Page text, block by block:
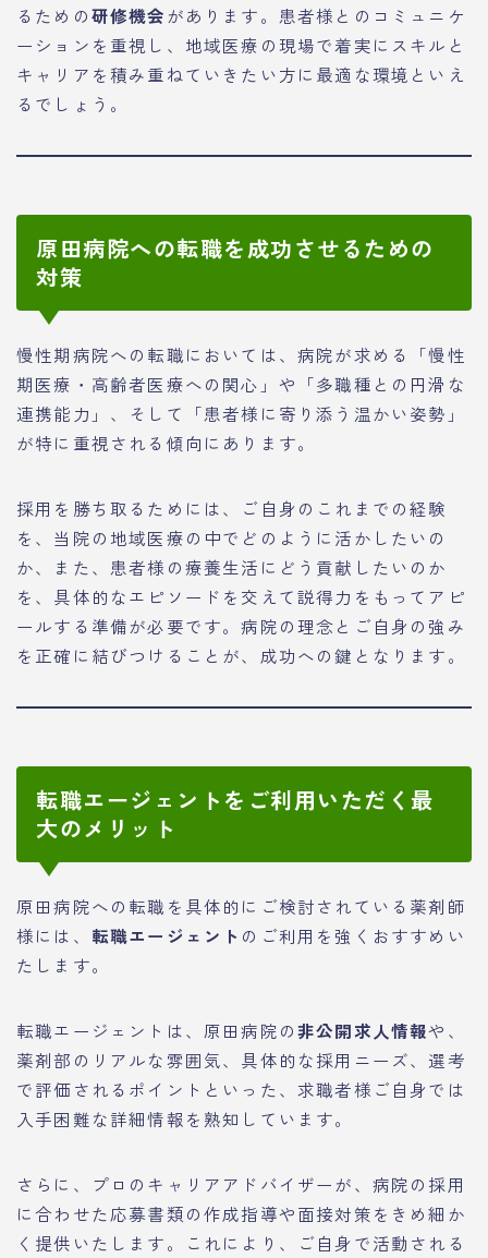
るための研修機会があります。患者様とのコミュニケ
ーションを重視し、地域医療の現場で着実にスキルと
キャリアを積み重ねていきたい方に最適な環境といえ
るでしょう。
原田病院への転職を成功させるための
対策
慢性期病院への転職においては、病院が求める「慢性
期医療・高齢者医療への関心」や「多職種との円滑な
連携能力」、そして「患者様に寄り添う温かい姿勢」
が特に重視される傾向にあります。
採用を勝ち取るためには、ご自身のこれまでの経験
を、当院の地域医療の中でどのように活かしたいの
か、また、患者様の療養生活にどう貢献したいのか
を、具体的なエピソードを交えて説得力をもってアピ
ールする準備が必要です。病院の理念とご自身の強み
を正確に結びつけることが、成功への鍵となります。
転職エージェントをご利用いただく最
大のメリット
原田病院への転職を具体的にご検討されている薬剤師
様には、 転職エージェント のご利用を強くおすすめい
たします。
転職エージェントは、原田病院の非公開求人情報や、
薬剤部のリアルな雰囲気、具体的な採用ニーズ、選考
で評価されるポイントといった、求職者様ご自身では
入手困難な詳細情報を熟知しています。
さらに、プロのキャリアアドバイザーが、病院の採用
に合わせた応募書類の作成指導や面接対策をきめ細か
く提供いたします。これにより、ご自身で活動される